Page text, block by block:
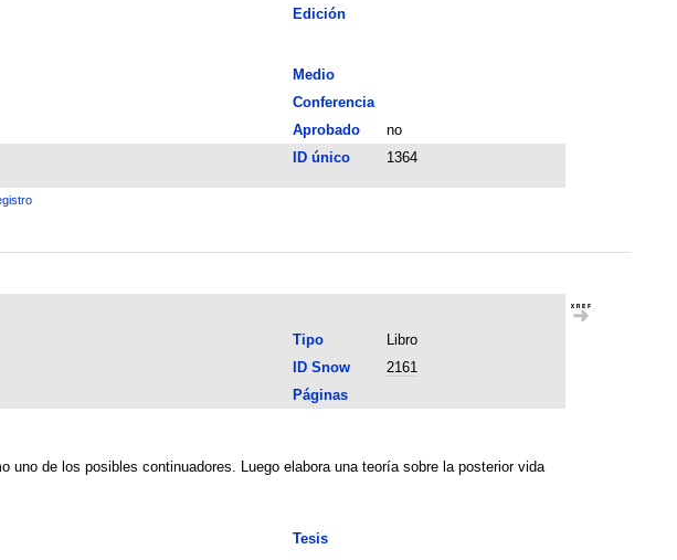
Edición
Medio
Conferencia
Aprobado
no
ID único 1364
Tipo
Libro
ID Snow
2161
Páginas
uno de los posibles continuadores. Luego elabora una teoría sobre la posterior vida
Tesis